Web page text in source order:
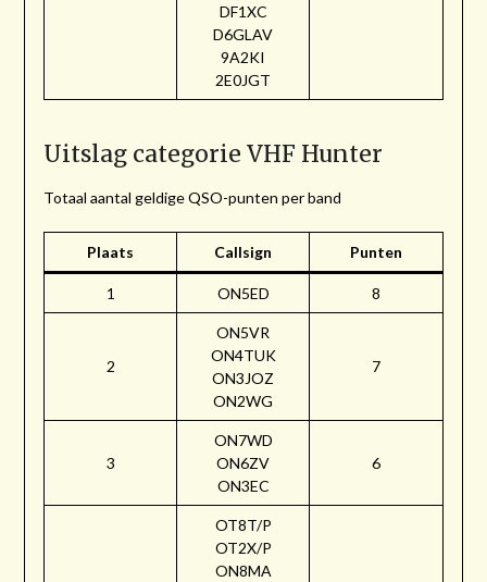
DF1XC
D6GLAV
9A2KI
2E0JGT
Uitslag categorie VHF Hunter
Totaal aantal geldige QSO-punten per band
Plaats Callsign Punten
1 ON5ED 8
2
ON5VR
ON4TUK
ON3JOZ
ON2WG
7
3
ON7WD
ON6ZV
ON3EC
6
OT8T/P
OT2X/P
ON8MA